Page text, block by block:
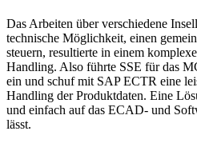
Das Arbeiten über verschiedene
technische Möglichkeit, einen
steuern, resultierte in einem
Handling. Also führte SSE für das
ein und schuf mit SAP ECTR eine
Handling der Produktdaten. Eine
und einfach auf das ECAD- und
lässt.